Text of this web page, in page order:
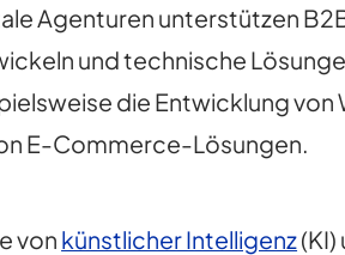
Agenturen unterstützen
und technische
die Entwicklung
E-Commerce-Lösungen.
von künstlicher Intelligenz(KI)